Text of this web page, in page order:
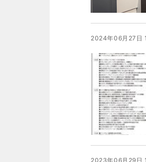
2024年06月27日
2023年06月29日